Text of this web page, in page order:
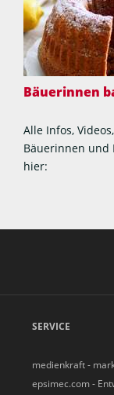
Bäuerinnen
Alle Infos,
Bäuerinnen und
hier:
SERVICE
medienkraft -
epsimec.com -